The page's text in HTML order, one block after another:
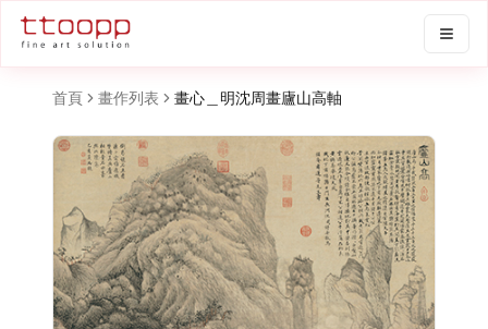
首頁 畫作列表 畫心＿明沈周畫廬山高軸